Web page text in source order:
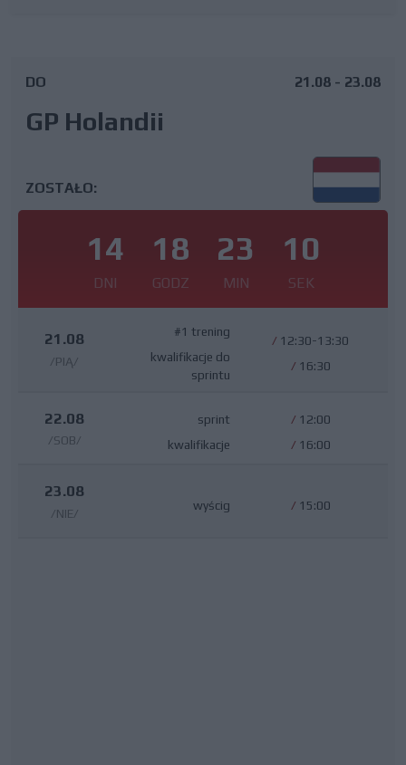
DO
GP Holandii
21.08 - 23.08
ZOSTAŁO:
14
DNI
18
GODZ
23
MIN
9
SEK
21.08
/PIĄ/
#1 trening
kwalifikacje do
sprintu
/ 12:30-13:30
/ 16:30
22.08
/SOB/
sprint
kwalifikacje
/ 12:00
/ 16:00
23.08
/NIE/
wyścig / 15:00